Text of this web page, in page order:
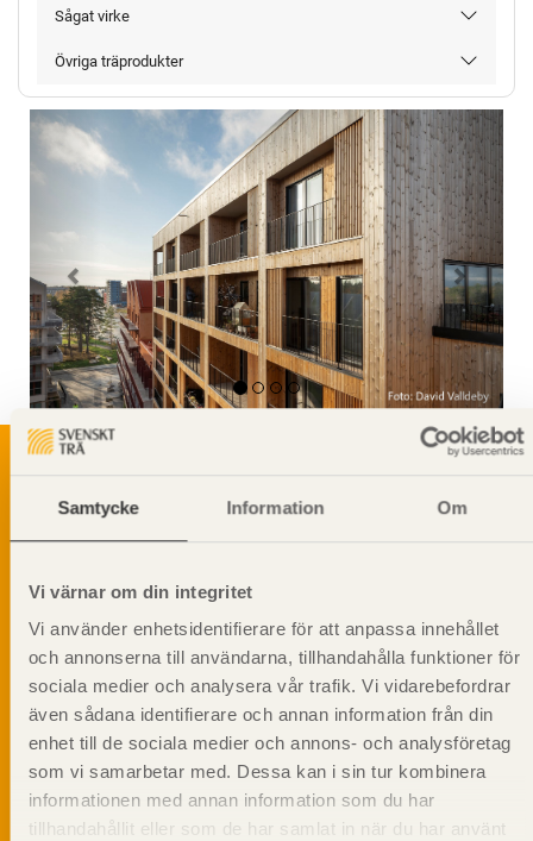
Samtycke Information Om
Vi värnar om din integritet
Vi använder enhetsidentifierare för att anpassa innehållet
och annonserna till användarna, tillhandahålla funktioner för
sociala medier och analysera vår trafik. Vi vidarebefordrar
även sådana identifierare och annan information från din
enhet till de sociala medier och annons- och analysföretag
som vi samarbetar med. Dessa kan i sin tur kombinera
informationen med annan information som du har
tillhandahållit eller som de har samlat in när du har använt
Sågat virke
Övriga träprodukter
Föregående Nästa
beskriva träprodukter och deras unika
egenskaper.
Dela på
Prenumerera på Svenskt Träs